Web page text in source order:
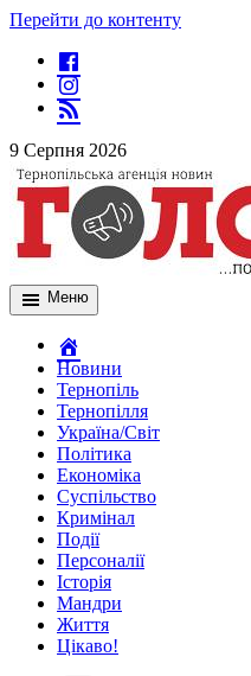
Перейти до контенту
9 Серпня 2026
Меню
Новини
Тернопіль
Тернопілля
Україна/Світ
Політика
Економіка
Суспільство
Кримінал
Події
Персоналії
Історія
Мандри
Життя
Цікаво!